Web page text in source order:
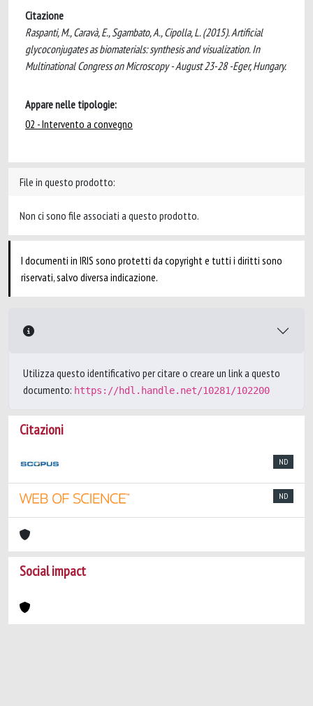
Citazione
Raspanti, M., Caravà, E., Sgambato, A., Cipolla, L. (2015). Artificial
glycoconjugates as biomaterials: synthesis and visualization. In
Multinational Congress on Microscopy - August 23-28 -Eger, Hungary.
Appare nelle tipologie:
02 - Intervento a convegno
File in questo prodotto:
Non ci sono file associati a questo prodotto.
I documenti in IRIS sono protetti da copyright e tutti i diritti sono
riservati, salvo diversa indicazione.
Utilizza questo identificativo per citare o creare un link a questo
documento: https://hdl.handle.net/10281/102200
Citazioni
ND
ND
Social impact